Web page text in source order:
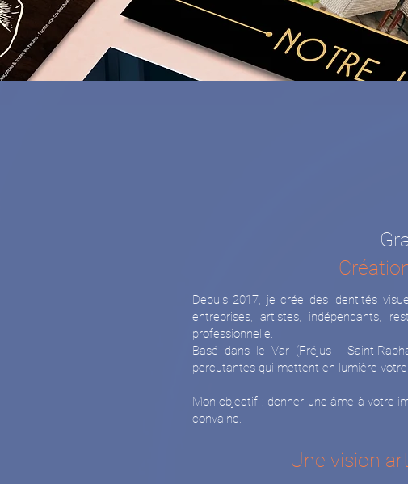
Depuis 2017, je crée des identités
entreprises, artistes, indépendants,
professionnelle.
Basé dans le Var (Fréjus - Saint-
percutantes qui mettent en lumière
Mon objectif : donner une âme à votre
convainc.
Une vision